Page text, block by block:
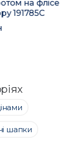
на флісе
шапки